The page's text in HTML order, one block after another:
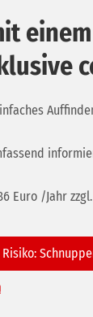
Euro /Jahr